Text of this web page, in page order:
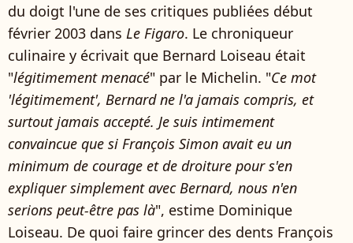
du doigt l'une de ses critiques publiées début
février 2003 dans Le Figaro. Le chroniqueur
culinaire y écrivait que Bernard Loiseau était
"légitimement menacé" par le Michelin. "Ce mot
'légitimement', Bernard ne l'a jamais compris, et
surtout jamais accepté. Je suis intimement
convaincue que si François Simon avait eu un
minimum de courage et de droiture pour s'en
expliquer simplement avec Bernard, nous n'en
serions peut-être pas là", estime Dominique
Loiseau. De quoi faire grincer des dents François